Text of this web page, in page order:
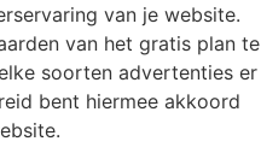
van je website.
van het gratis plan te
soorten advertenties er
bent hiermee akkoord